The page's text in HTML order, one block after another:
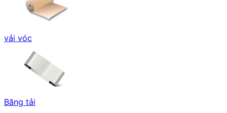
vải vóc
Băng tải